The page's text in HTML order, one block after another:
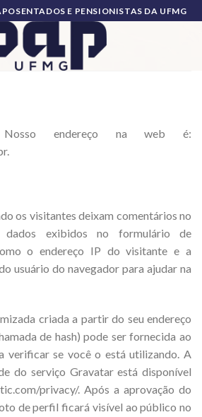
E PENSIONISTAS DA UFMG
Nosso endereço na web é:
os visitantes deixam comentários no
dados exibidos no formulário de
o endereço IP do visitante e a
usuário do navegador para ajudar na
criada a partir do seu endereço
de hash) pode ser fornecida ao
verificar se você o está utilizando. A
do serviço Gravatar está disponível
privacy/. Após a aprovação do
de perfil ficará visível ao público no